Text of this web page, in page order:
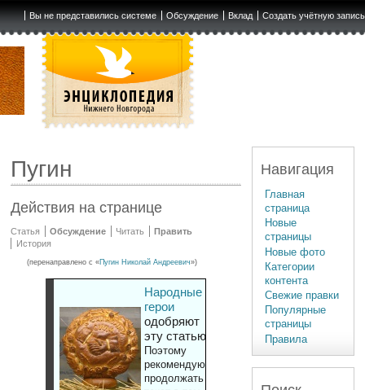
Вы не представились системе Обсуждение Вклад Создать учётную запись
Пугин
Действия на странице
Статья Обсуждение Читать
Править
История
(перенаправлено с «Пугин Николай Андреевич»)
Народные
герои
одобряют
эту статью
Поэтому
рекомендуют
продолжать
Навигация
Главная
страница
Новые
страницы
Новые фото
Категории
контента
Свежие правки
Популярные
страницы
Правила